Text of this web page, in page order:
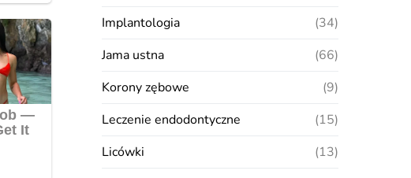
Implantologia
(34)
Jama ustna
(66)
Korony zębowe
(9)
Leczenie endodontyczne
(15)
Licówki
(13)